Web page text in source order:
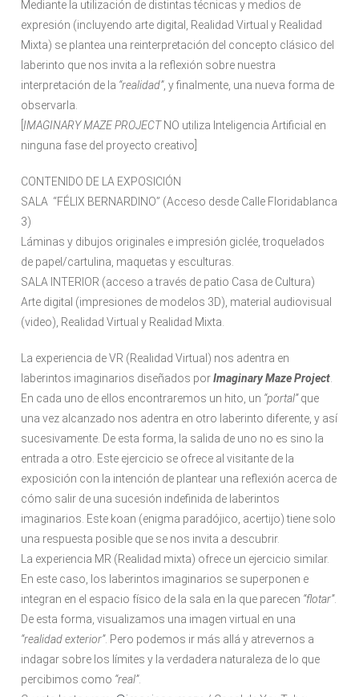
Mediante la utilización de distintas técnicas y medios de
expresión (incluyendo arte digital, Realidad Virtual y Realidad
Mixta) se plantea una reinterpretación del concepto clásico del
laberinto que nos invita a la reflexión sobre nuestra
interpretación de la “realidad”, y finalmente, una nueva forma de
observarla.
IMAGINARY MAZE PROJECTNO utiliza Inteligencia Artificial en
ninguna fase del proyecto creativo]
CONTENIDO DE LA EXPOSICIÓN
SALA “FÉLIX BERNARDINO” (Acceso desde Calle Floridablanca
3)
Láminas y dibujos originales e impresión giclée, troquelados
de papel/cartulina, maquetas y esculturas.
SALA INTERIOR (acceso a través de patio Casa de Cultura)
Arte digital (impresiones de modelos 3D), material audiovisual
(video), Realidad Virtual y Realidad Mixta.
La experiencia de VR (Realidad Virtual) nos adentra en
laberintos imaginarios diseñados porImaginary Maze Project
En cada uno de ellos encontraremos un hito, un “portal”que
una vez alcanzado nos adentra en otro laberinto diferente, y así
sucesivamente. De esta forma, la salida de uno no es sino la
entrada a otro. Este ejercicio se ofrece al visitante de la
exposición con la intención de plantear una reflexión acerca de
cómo salir de una sucesión indefinida de laberintos
imaginarios. Este koan (enigma paradójico, acertijo) tiene solo
una respuesta posible que se nos invita a descubrir.
La experiencia MR (Realidad mixta) ofrece un ejercicio similar.
En este caso, los laberintos imaginarios se superponen e
integran en el espacio físico de la sala en la que parecen “flotar”.
De esta forma, visualizamos una imagen virtual en una
“realidad exterior”. Pero podemos ir más allá y atrevernos a
indagar sobre los límites y la verdadera naturaleza de lo que
percibimos como “real”.